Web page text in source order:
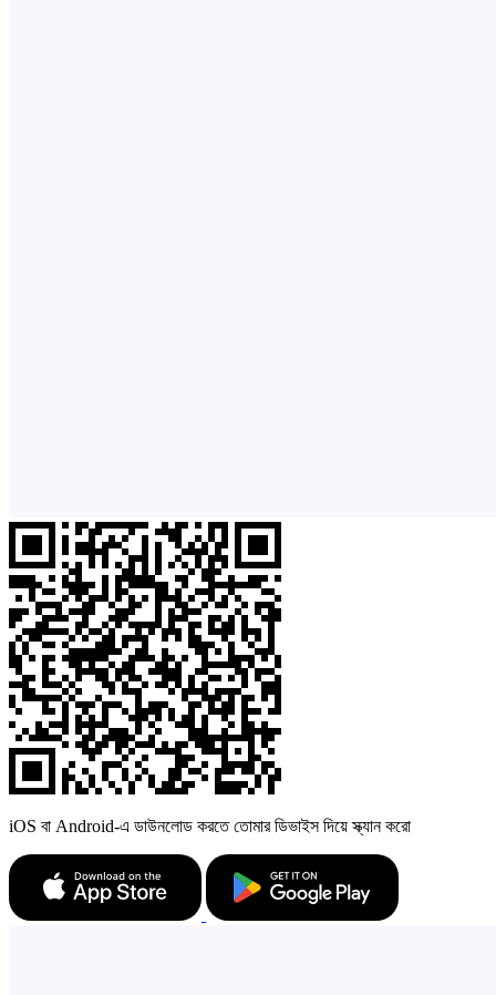
iOS বা Android-এ ডাউনলোড করতে তোমার ডিভাইস দিয়ে স্ক্যান করো